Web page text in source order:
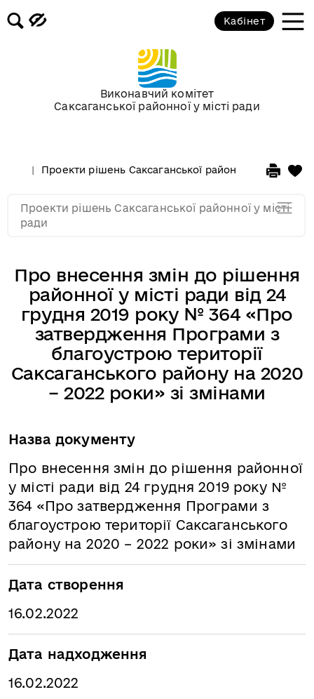
Виконавчий комітет
Саксаганської районної у місті ради
Кабінет
Проекти рішень Саксаганської районної у місті
Про внесення змін до рішення
районної у місті ради від 24
грудня 2019 року № 364 «Про
затвердження Програми з
благоустрою території
Саксаганського району на 2020
– 2022 роки» зі змінами
Назва документу
Про внесення змін до рішення районної
у місті ради від 24 грудня 2019 року №
364 «Про затвердження Програми з
благоустрою території Саксаганського
району на 2020 – 2022 роки» зі змінами
Дата створення
16.02.2022
Дата надходження
16.02.2022
Проекти рішень Саксаганської районної у місті
ради
сесії VIII скликання
Сесії в 2021 році
Сесії в 2019 році
Сесії в 2018 році